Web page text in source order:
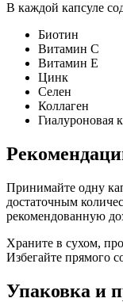
В каждой капсуле
Биотин
Витамин C
Витамин E
Цинк
Селен
Коллаген
Гиалуроновая
Принимайте одну
достаточным
рекомендованную
Храните в сухом,
Избегайте прямого
Упаковка и